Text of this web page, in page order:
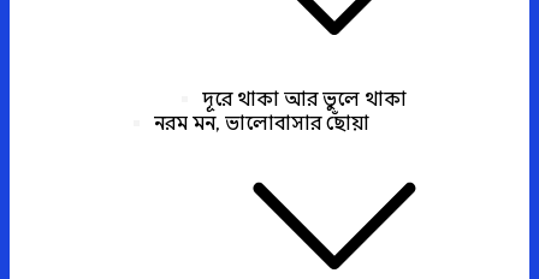
দূরে থাকা আর ভুলে থাকা
নরম মন, ভালোবাসার ছোঁয়া